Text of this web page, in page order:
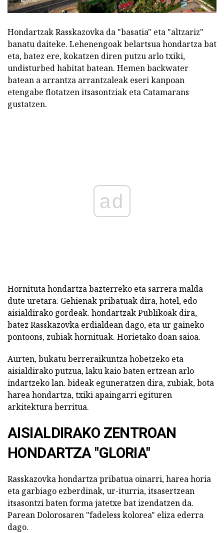
Hondartzak Rasskazovka da "basatia" eta "altzariz"
banatu daiteke. Lehenengoak belartsua hondartza bat
eta, batez ere, kokatzen diren putzu arlo txiki,
undisturbed habitat batean. Hemen backwater
batean a arrantza arrantzaleak eseri kanpoan
etengabe flotatzen itsasontziak eta Catamarans
gustatzen.
ad
Hornituta hondartza bazterreko eta sarrera malda
dute uretara. Gehienak pribatuak dira, hotel, edo
aisialdirako gordeak. hondartzak Publikoak dira,
batez Rasskazovka erdialdean dago, eta ur gaineko
pontoons, zubiak hornituak. Horietako doan saioa.
Aurten, bukatu berreraikuntza hobetzeko eta
aisialdirako putzua, laku kaio baten ertzean arlo
indartzeko lan. bideak eguneratzen dira, zubiak, bota
harea hondartza, txiki apaingarri egituren
arkitektura berritua.
AISIALDIRAKO ZENTROAN
HONDARTZA "GLORIA"
Rasskazovka hondartza pribatua oinarri, harea horia
eta garbiago ezberdinak, ur-iturria, itsasertzean
itsasontzi baten forma jatetxe bat izendatzen da.
Parean Dolorosaren "fadeless kolorea" eliza ederra
dago.